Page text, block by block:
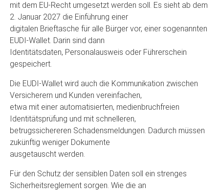
mit dem EU-Recht umgesetzt werden soll. Es sieht ab dem
2. Januar 2027 die Einführung einer
digitalen Brieftasche für alle Bürger vor, einer sogenannten
EUDI-Wallet. Darin sind dann
Identitätsdaten, Personalausweis oder Führerschein
gespeichert.
Die EUDI-Wallet wird auch die Kommunikation zwischen
Versicherern und Kunden vereinfachen,
etwa mit einer automatisierten, medienbruchfreien
Identitätsprüfung und mit schnelleren,
betrugssichereren Schadensmeldungen. Dadurch müssen
zukünftig weniger Dokumente
ausgetauscht werden.
Für den Schutz der sensiblen Daten soll ein strenges
Sicherheitsreglement sorgen. Wie die an